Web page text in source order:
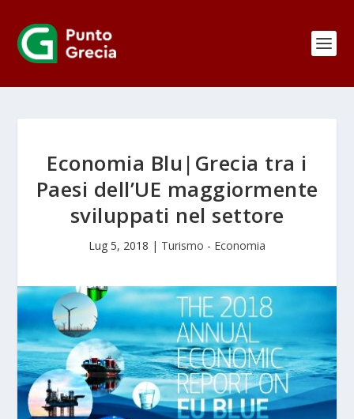
Economia Blu|Grecia tra i
Paesi dell’UE maggiormente
sviluppati nel settore
Lug 5, 2018 | Turismo - Economia